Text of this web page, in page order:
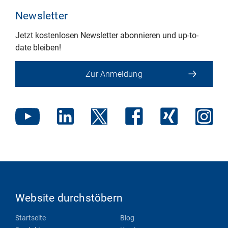
Newsletter
Jetzt kostenlosen Newsletter abonnieren und up-to-
date bleiben!
Zur Anmeldung
Website durchstöbern
Startseite
Blog